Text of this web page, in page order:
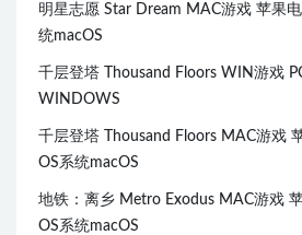
明星志愿 Star Dream MAC游戏 苹果
统macOS
千层登塔 Thousand Floors WIN游戏
WINDOWS
千层登塔 Thousand Floors MAC游戏
OS系统macOS
地铁：离乡 Metro Exodus MAC游戏
OS系统macOS